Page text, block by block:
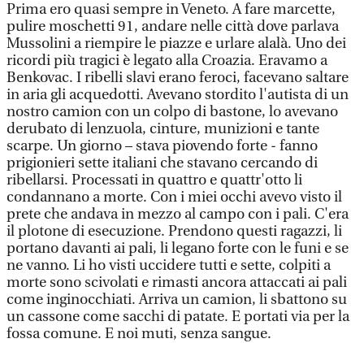
Prima ero quasi sempre in Veneto. A fare marcette,
pulire moschetti 91, andare nelle città dove parlava
Mussolini a riempire le piazze e urlare alalà. Uno dei
ricordi più tragici è legato alla Croazia. Eravamo a
Benkovac. I ribelli slavi erano feroci, facevano saltare
in aria gli acquedotti. Avevano stordito l'autista di un
nostro camion con un colpo di bastone, lo avevano
derubato di lenzuola, cinture, munizioni e tante
scarpe. Un giorno – stava piovendo forte - fanno
prigionieri sette italiani che stavano cercando di
ribellarsi. Processati in quattro e quattr'otto li
condannano a morte. Con i miei occhi avevo visto il
prete che andava in mezzo al campo con i pali. C'era
il plotone di esecuzione. Prendono questi ragazzi, li
portano davanti ai pali, li legano forte con le funi e se
ne vanno. Li ho visti uccidere tutti e sette, colpiti a
morte sono scivolati e rimasti ancora attaccati ai pali
come inginocchiati. Arriva un camion, li sbattono su
un cassone come sacchi di patate. E portati via per la
fossa comune. E noi muti, senza sangue.